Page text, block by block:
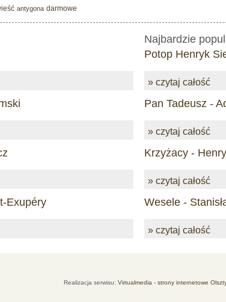
antygona darmowe
Exupéry
Najbardzie
Potop Henryk
» czytaj całość
Pan Tadeusz -
» czytaj całość
Krzyżacy -
» czytaj całość
Wesele -
» czytaj całość
Realizacja serwisu: Virtualmedia - strony internetowe